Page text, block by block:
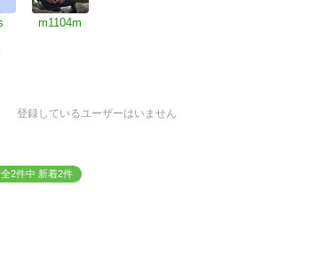
m1104m
登録しているユーザーはいません
全2件中 新着2件